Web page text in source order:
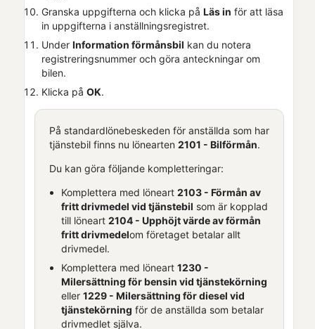
Granska uppgifterna och klicka på Läs in för att läsa
in uppgifterna i anställningsregistret.
Under Information förmånsbil kan du notera
registreringsnummer och göra anteckningar om
bilen.
Klicka på OK.
På standardlönebeskeden för anställda som har
tjänstebil finns nu lönearten 2101 - Bilförmån.
Du kan göra följande kompletteringar:
Komplettera med löneart 2103 - Förmån av
fritt drivmedel vid tjänstebil som är kopplad
till löneart 2104 - Upphöjt värde av förmån
fritt drivmedelom företaget betalar allt
drivmedel.
Komplettera med löneart 1230 -
Milersättning för bensin vid tjänstekörning
eller 1229 - Milersättning för diesel vid
tjänstekörning för de anställda som betalar
drivmedlet själva.